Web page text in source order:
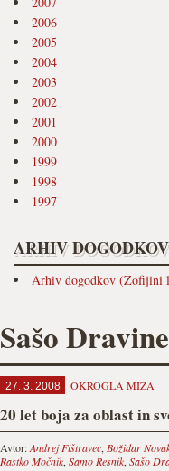
2006
2005
2004
2003
2002
2001
2000
1999
1998
1997
ARHIV DOGODKOV
Arhiv dogodkov (Zofijini
Sašo
27. 3. 2008 OKROGLA MIZA
20 let boja za oblast in
Avtor:Andrej Fištravec, Božidar
Rastko Močnik, Samo Resnik, Sašo